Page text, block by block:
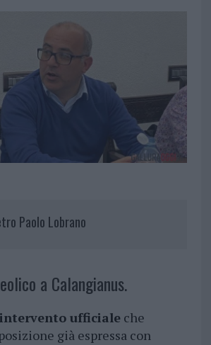
Paolo Lobrano
a Calangianus.
intervento ufficialeche
già espressa con